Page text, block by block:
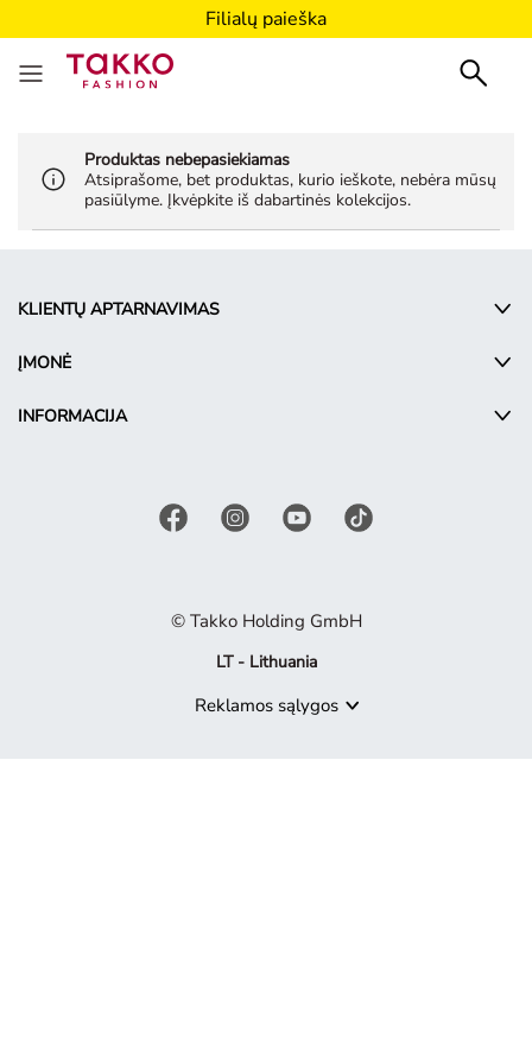
Filialų paieška
Produktas nebepasiekiamas
Atsiprašome, bet produktas, kurio ieškote, nebėra mūsų
pasiūlyme. Įkvėpkite iš dabartinės kolekcijos.
KLIENTŲ APTARNAVIMAS
ĮMONĖ
INFORMACIJA
© Takko Holding GmbH
LT - Lithuania
Reklamos sąlygos